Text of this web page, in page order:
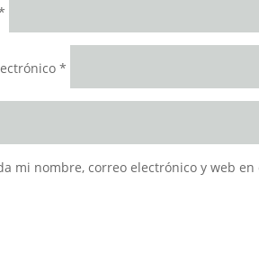
*
mi nombre, correo electrónico y web